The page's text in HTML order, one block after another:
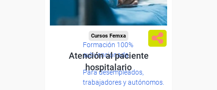
Formación 100%
subvencionada.
Para desempleados,
trabajadores y autónomos.
Cursos Femxa
Atención al paciente
hospitalario